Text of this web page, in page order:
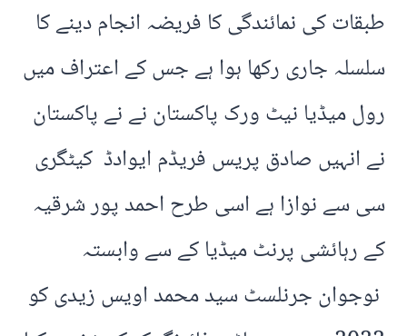
طبقات کی نمائندگی کا فریضہ انجام دینے کا
سلسلہ جاری رکھا ہوا ہے جس کے اعتراف میں
رول میڈیا نیٹ ورک پاکستان نے نے پاکستان
نے انہیں صادق پریس فریڈم ایوادڈ کیٹگری
سی سے نوازا ہے اسی طرح احمد پور شرقیہ
کے رہائشی پرنٹ میڈیا کے سے وابستہ
نوجوان جرنلسٹ سید محمد اویس زیدی کو